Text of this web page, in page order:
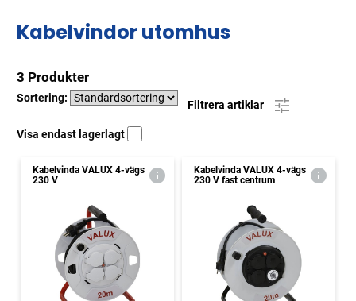
Kabelvindor utomhus
3 Produkter
Sortering:
Filtrera artiklar
Visa endast lagerlagt
Kabelvinda VALUX 4-vägs
230 V
Kabelvinda VALUX 4-vägs
230 V fast centrum